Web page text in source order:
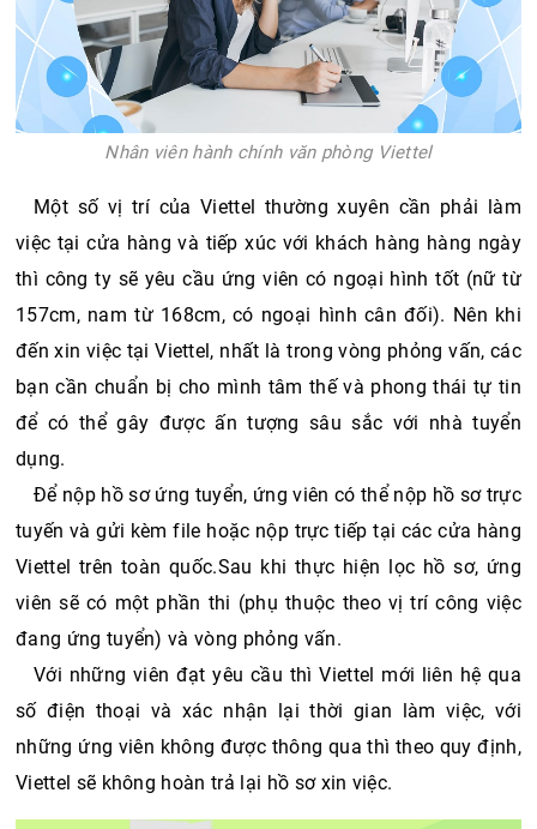
Nhân viên hành chính văn phòng Viettel
Một số vị trí của Viettel thường xuyên cần phải làm
việc tại cửa hàng và tiếp xúc với khách hàng hàng ngày
thì công ty sẽ yêu cầu ứng viên có ngoại hình tốt (nữ từ
157cm, nam từ 168cm, có ngoại hình cân đối). Nên khi
đến xin việc tại Viettel, nhất là trong vòng phỏng vấn, các
bạn cần chuẩn bị cho mình tâm thế và phong thái tự tin
để có thể gây được ấn tượng sâu sắc với nhà tuyển
dụng.
Để nộp hồ sơ ứng tuyển, ứng viên có thể nộp hồ sơ trực
tuyến và gửi kèm file hoặc nộp trực tiếp tại các cửa hàng
Viettel trên toàn quốc.Sau khi thực hiện lọc hồ sơ, ứng
viên sẽ có một phần thi (phụ thuộc theo vị trí công việc
đang ứng tuyển) và vòng phỏng vấn.
Với những viên đạt yêu cầu thì Viettel mới liên hệ qua
số điện thoại và xác nhận lại thời gian làm việc, với
những ứng viên không được thông qua thì theo quy định,
Viettel sẽ không hoàn trả lại hồ sơ xin việc.